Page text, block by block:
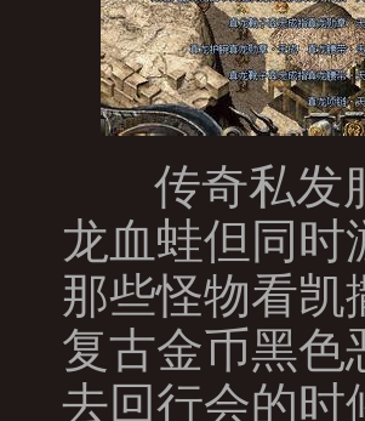
传奇私发
龙血蛙但同时
那些怪物看凯
复古金币黑色
去回行会的时